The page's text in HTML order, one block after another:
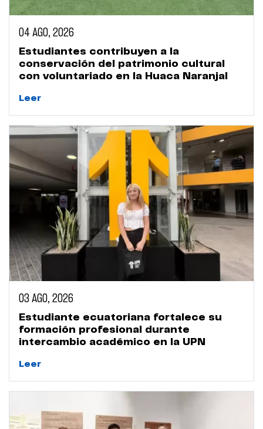
04 AGO, 2026
Estudiantes contribuyen a la
conservación del patrimonio cultural
con voluntariado en la Huaca Naranjal
Leer
03 AGO, 2026
Estudiante ecuatoriana fortalece su
formación profesional durante
intercambio académico en la UPN
Leer